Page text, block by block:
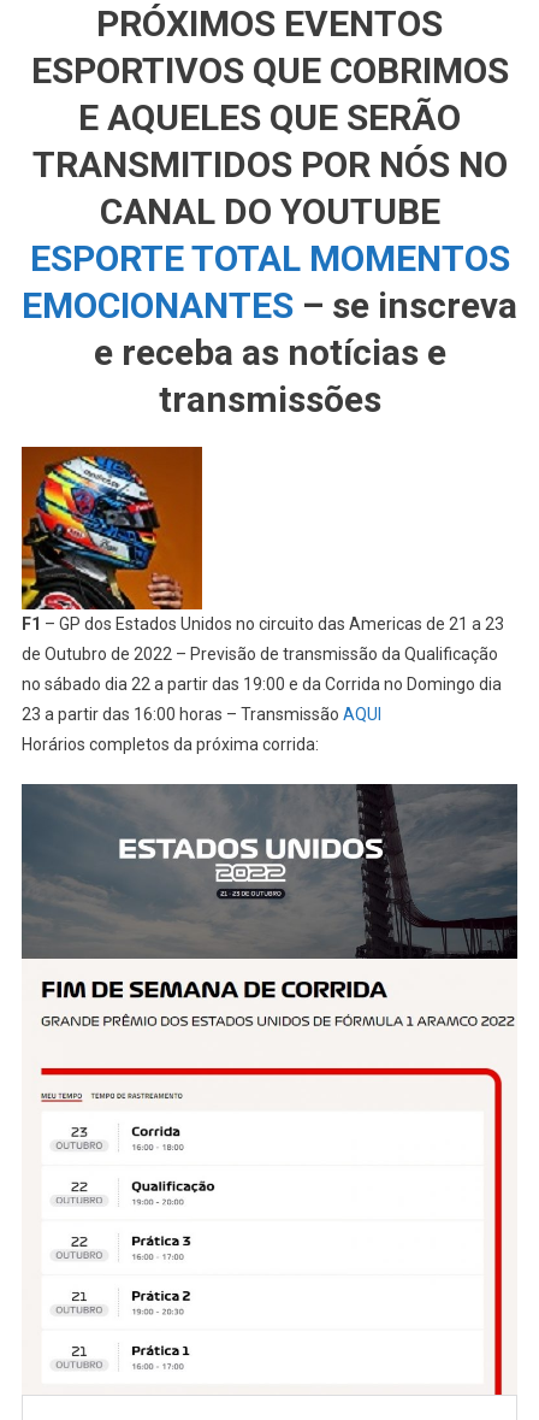
PRÓXIMOS EVENTOS
ESPORTIVOS QUE COBRIMOS
E AQUELES QUE SERÃO
TRANSMITIDOS POR NÓS NO
CANAL DO YOUTUBE
ESPORTE TOTAL MOMENTOS
EMOCIONANTES – se inscreva
e receba as notícias e
transmissões
F1 – GP dos Estados Unidos no circuito das Americas de 21 a 23
de Outubro de 2022 – Previsão de transmissão da Qualificação
no sábado dia 22 a partir das 19:00 e da Corrida no Domingo dia
23 a partir das 16:00 horas – Transmissão AQUI
Horários completos da próxima corrida: